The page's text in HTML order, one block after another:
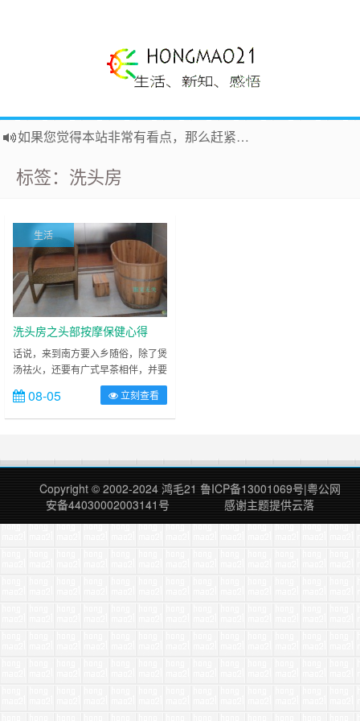
如果您觉得本站非常有看点，那么赶紧使用Ctrl+D 收藏吧
声明~关于本站没有电子公告服务说明-20180517
践行自由、开放、互 助分享的互联网精神
标签：洗头房
生活
洗头房之头部按摩保健心得
话说，来到南方要入乡随俗，除了煲
汤祛火，还要有广式早茶相伴，并要
去尝试体验并不独有的养生保健。这
次我要介绍的就是去洗头房里洗洗
头，来个头部按摩保健，会很舒服，
的是放松保健的，首先坐在专用按摩
椅上，技师会沿着你后颈围起一圈毛
巾，仅需全身放松，仰面轻轻躺下即
可，并轻微蠕动身体，适当调……
08-05 立刻查看
Copyright © 2002-2024 鸿毛21 鲁ICP备13001069号|粤公网
安备44030002003141号
感谢主题提供云落